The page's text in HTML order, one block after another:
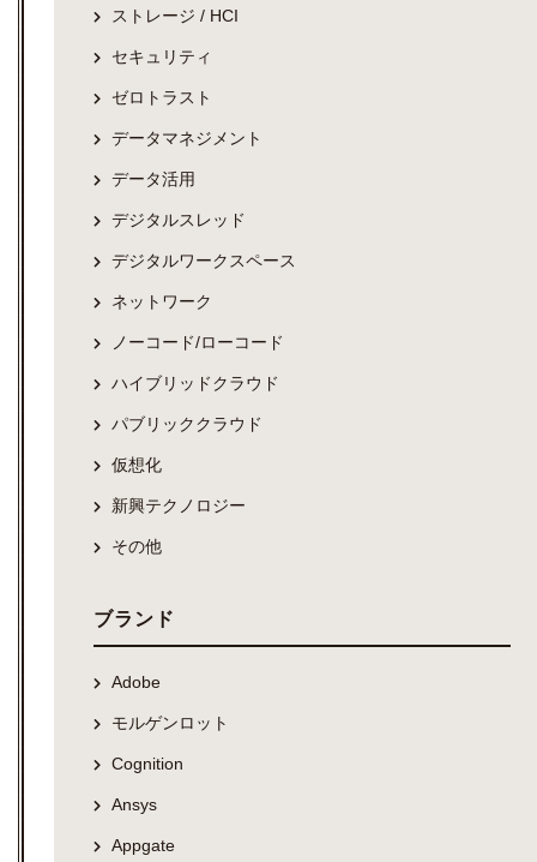
ストレージ / HCI
セキュリティ
ゼロトラスト
データマネジメント
データ活用
デジタルスレッド
デジタルワークスペース
ネットワーク
ノーコード/ローコード
ハイブリッドクラウド
パブリッククラウド
仮想化
新興テクノロジー
その他
ブランド
Adobe
モルゲンロット
Cognition
Ansys
Appgate